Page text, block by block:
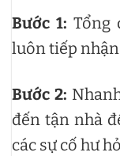
Bước 1: Tổng
luôn tiếp
Bước 2:
đến tận nhà
các sự cố hư